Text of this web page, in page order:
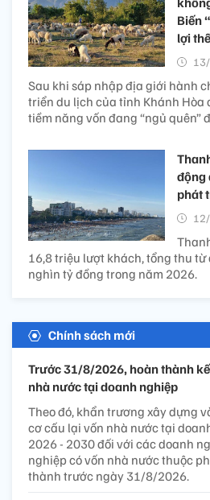
Biến
lợi thế
Sau khi sáp nhập địa giới hành
triển du lịch của tỉnh Khánh Hòa
tiềm năng vốn đang “ngủ quên”
động
phát
16,8 triệu lượt khách, tổng thu
nghìn tỷ đồng trong năm 2026.
Chính sách mới
Trước 31/8/2026, hoàn thành
nhà nước tại doanh nghiệp
Theo đó, khẩn trương xây dựng
cơ cấu lại vốn nhà nước tại
2026 - 2030 đối với các doanh
nghiệp có vốn nhà nước thuộc
thành trước ngày 31/8/2026.